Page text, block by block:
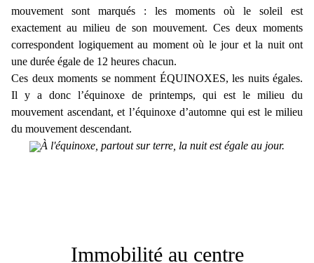
mouvement sont marqués : les moments où le soleil est
exactement au milieu de son mouvement. Ces deux moments
correspondent logiquement au moment où le jour et la nuit ont
une durée égale de 12 heures chacun.
Ces deux moments se nomment ÉQUINOXES, les nuits égales.
Il y a donc l’équinoxe de printemps, qui est le milieu du
mouvement ascendant, et l’équinoxe d’automne qui est le milieu
du mouvement descendant.
À l'équinoxe, partout sur terre, la nuit est égale au jour.
Immobilité au centre